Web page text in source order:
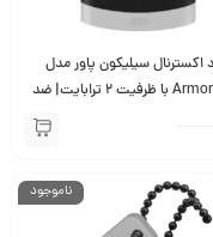
اکسترنال سیلیکون پاور مدل
Armor A65 با ظرفیت 2 ترابایت| ضد
ناموجود